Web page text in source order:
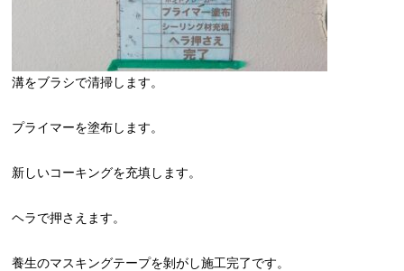
溝をブラシで清掃します。
プライマーを塗布します。
新しいコーキングを充填します。
ヘラで押さえます。
養生のマスキングテープを剝がし施工完了です。